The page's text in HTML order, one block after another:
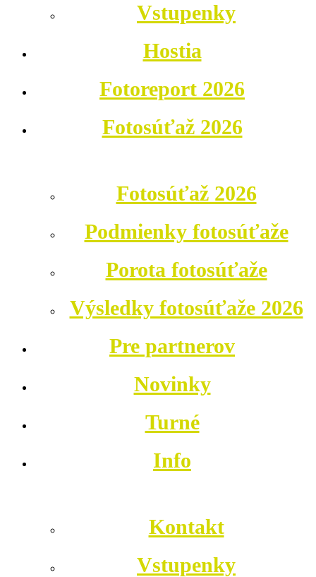
Vstupenky
Hostia
Fotoreport 2026
Fotosúťaž 2026
Fotosúťaž 2026
Podmienky fotosúťaže
Porota fotosúťaže
Výsledky fotosúťaže 2026
Pre partnerov
Novinky
Turné
Info
Kontakt
Vstupenky